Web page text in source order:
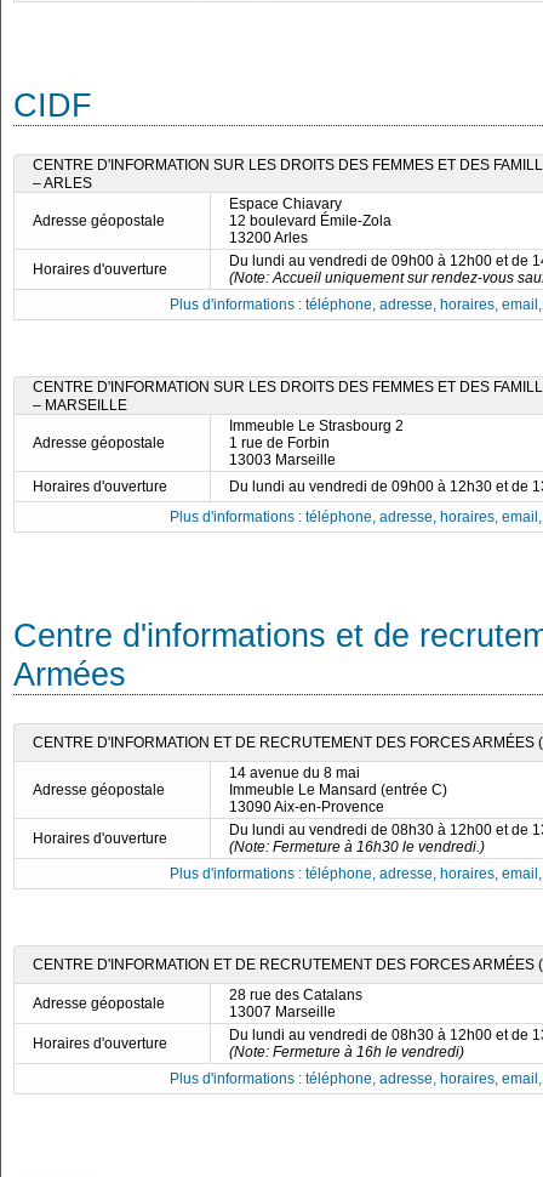
CIDF
CENTRE D'INFORMATION SUR LES DROITS DES FEMMES ET DES
– ARLES
Adresse géopostale
Espace Chiavary
12 boulevard Émile-Zola
13200 Arles
Horaires d'ouverture
Du lundi au vendredi de 09h00 à 12h00 et de
(Note: Accueil uniquement sur rendez-vous
Plus d'informations : téléphone, adresse, horaires,
CENTRE D'INFORMATION SUR LES DROITS DES FEMMES ET DES
– MARSEILLE
Adresse géopostale
Immeuble Le Strasbourg 2
1 rue de Forbin
13003 Marseille
Horaires d'ouverture
Du lundi au vendredi de 09h00 à 12h30 et de
Plus d'informations : téléphone, adresse, horaires,
Centre d'informations et de
Armées
CENTRE D'INFORMATION ET DE RECRUTEMENT DES FORCES ARMÉES
Adresse géopostale
14 avenue du 8 mai
Immeuble Le Mansard (entrée C)
13090 Aix-en-Provence
Horaires d'ouverture
Du lundi au vendredi de 08h30 à 12h00 et de
(Note: Fermeture à 16h30 le vendredi.)
Plus d'informations : téléphone, adresse, horaires,
CENTRE D'INFORMATION ET DE RECRUTEMENT DES FORCES ARMÉES
Adresse géopostale
28 rue des Catalans
13007 Marseille
Horaires d'ouverture
Du lundi au vendredi de 08h30 à 12h00 et de
(Note: Fermeture à 16h le vendredi)
Plus d'informations : téléphone, adresse, horaires,